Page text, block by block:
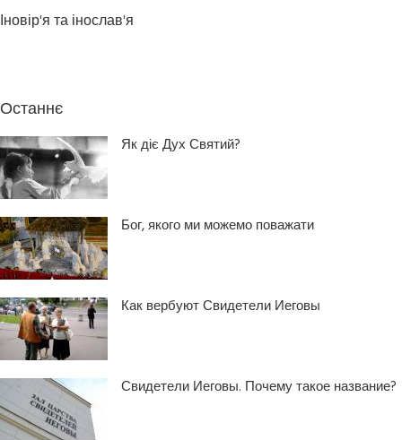
Іновір'я та інослав'я
Останнє
Як діє Дух Святий?
Бог, якого ми можемо поважати
Как вербуют Свидетели Иеговы
Свидетели Иеговы. Почему такое название?